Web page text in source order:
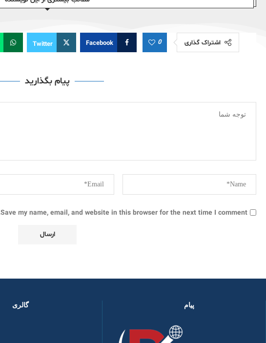
اشتراک گذاری 0
Facebook
Twitter
پیام بگذارید
Save my name, email, and website in this browser for the next time I comment.
پیام گالری